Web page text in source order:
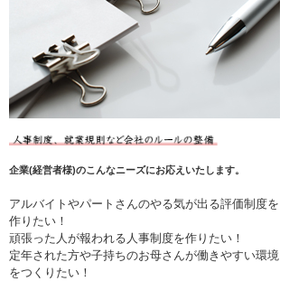
企業(経営者様)のこんなニーズにお応えいたします。
アルバイトやパートさんのやる気が出る評価制度を
作りたい！
頑張った人が報われる人事制度を作りたい！
定年された方や子持ちのお母さんが働きやすい環境
をつくりたい！